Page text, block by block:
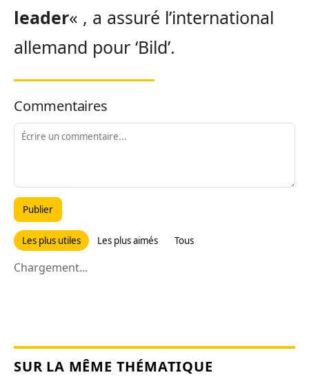
leader« , a assuré l’international
allemand pour ‘Bild’.
Commentaires
Publier
Les plus utiles Les plus aimés Tous
Chargement...
SUR LA MÊME THÉMATIQUE